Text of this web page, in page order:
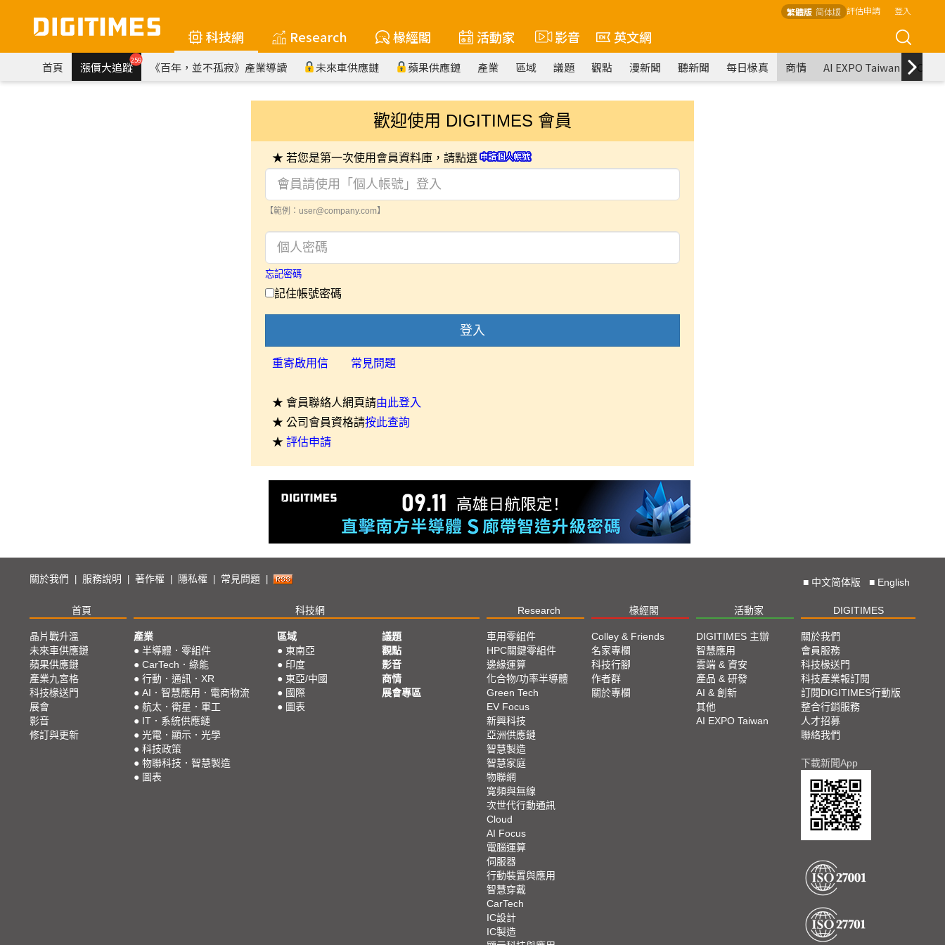
繁體版 简体版 評估申請 登入
科技網 Research 椽經閣 活動家 影音 英文網
首頁 漲價大追蹤259 《百年，並不孤寂》產業導讀 未來車供應鏈 蘋果供應鏈 產業 區域 議題 觀點 漫新聞 聽新聞 每日椽真 商情 AI EXPO Taiwan
歡迎使用 DIGITIMES 會員
★ 若您是第一次使用會員資料庫，請點選
【範例：user@company.com】
忘記密碼
記住帳號密碼
登入
重寄啟用信 常見問題
★ 會員聯絡人網頁請由此登入
★ 公司會員資格請按此查詢
★ 評估申請
關於我們 服務說明 著作權 隱私權 常見問題 ■ 中文简体版 ■ English
首頁 科技網 Research 椽經閣 活動家 DIGITIMES
晶片戰升溫
未來車供應鏈
蘋果供應鏈
產業九宮格
科技椽送門
展會
影音
修訂與更新
產業
● 半導體．零組件
● CarTech．綠能
● 行動．通訊．XR
● AI．智慧應用．電商物流
● 航太．衛星．軍工
● IT．系統供應鏈
● 光電．顯示．光學
● 科技政策
● 物聯科技．智慧製造
● 圖表
區域
● 東南亞
● 印度
● 東亞/中國
● 國際
● 圖表
議題
觀點
影音
商情
展會專區
車用零組件
HPC關鍵零組件
邊緣運算
化合物/功率半導體
Green Tech
EV Focus
新興科技
亞洲供應鏈
智慧製造
智慧家庭
物聯網
寬頻與無線
次世代行動通訊
Cloud
AI Focus
電腦運算
伺服器
行動裝置與應用
智慧穿戴
CarTech
IC設計
IC製造
Colley & Friends
名家專欄
科技行腳
作者群
關於專欄
DIGITIMES 主辦
智慧應用
雲端 & 資安
產品 & 研發
AI & 創新
其他
AI EXPO Taiwan
關於我們
會員服務
科技椽送門
科技產業報訂閱
訂閱DIGITIMES行動版
整合行銷服務
人才招募
聯絡我們
下載新聞App